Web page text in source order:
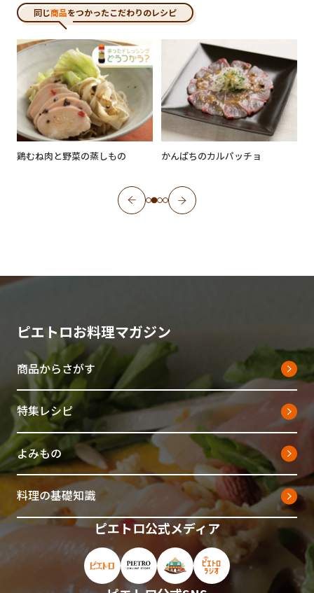
同じ商品をつかったこだわりのレシピ
鶏むね肉と野菜の蒸しもの かんぱちのカルパッチョ
ピエトロお料理マガジン
商品からさがす
特集レシピ
よみもの
料理の基礎知識
ピエトロ公式メディア
ピエトロ公式サイト（新しいウィンドウで
ピエトロオンラインストア（新しい
ピエトロホームタウン（新
ピエトロラジオ（新